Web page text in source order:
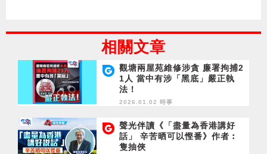
相關文章
觀塘兩屋苑維修涉貪 廉署拘捕2
1人 當中有涉「黑底」嚴正執
法！
2026.01.02 時事
聲光伴讀《「盡量為香港講好
話」 辛苦晒可以慳番》作者︰
隻抽俠